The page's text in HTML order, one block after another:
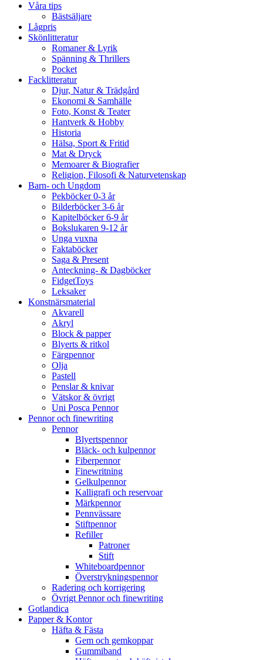
Våra tips
Bästsäljare
Lågpris
Skönlitteratur
Romaner & Lyrik
Spänning & Thrillers
Pocket
Facklitteratur
Djur, Natur & Trädgård
Ekonomi & Samhälle
Foto, Konst & Teater
Hantverk & Hobby
Historia
Hälsa, Sport & Fritid
Mat & Dryck
Memoarer & Biografier
Religion, Filosofi & Naturvetenskap
Barn- och Ungdom
Pekböcker 0-3 år
Bilderböcker 3-6 år
Kapitelböcker 6-9 år
Bokslukaren 9-12 år
Unga vuxna
Faktaböcker
Saga & Present
Anteckning- & Dagböcker
FidgetToys
Leksaker
Konstnärsmaterial
Akvarell
Akryl
Block & papper
Blyerts & ritkol
Färgpennor
Olja
Pastell
Penslar & knivar
Vätskor & övrigt
Uni Posca Pennor
Pennor och finewriting
Pennor
Blyertspennor
Bläck- och kulpennor
Fiberpennor
Finewritning
Gelkulpennor
Kalligrafi och reservoar
Märkpennor
Pennvässare
Stiftpennor
Refiller
Patroner
Stift
Whiteboardpennor
Överstrykningspennor
Radering och korrigering
Övrigt Pennor och finewriting
Gotlandica
Papper & Kontor
Häfta & Fästa
Gem och gemkoppar
Gummiband